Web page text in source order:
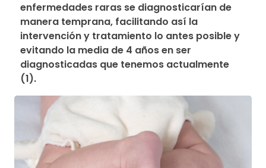
enfermedades raras se diagnosticarían de
manera temprana, facilitando así la
intervención y tratamiento lo antes posible y
evitando la media de 4 años en ser
diagnosticadas que tenemos actualmente
(1).